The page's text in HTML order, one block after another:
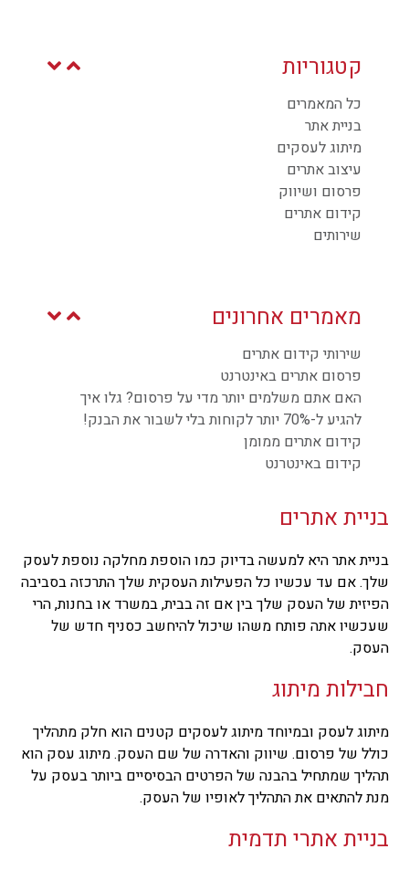
קטגוריות
כל המאמרים
בניית אתר
מיתוג לעסקים
עיצוב אתרים
פרסום ושיווק
קידום אתרים
שירותים
מאמרים אחרונים
שירותי קידום אתרים
פרסום אתרים באינטרנט
האם אתם משלמים יותר מדי על פרסום? גלו איך
להגיע ל-70% יותר לקוחות בלי לשבור את הבנק!
קידום אתרים ממומן
קידום באינטרנט
בניית אתרים
בניית אתר היא למעשה בדיוק כמו הוספת מחלקה נוספת לעסק
שלך. אם עד עכשיו כל הפעילות העסקית שלך התרכזה בסביבה
הפיזית של העסק שלך בין אם זה בבית, במשרד או בחנות, הרי
שעכשיו אתה פותח משהו שיכול להיחשב כסניף חדש של
העסק.
חבילות מיתוג
מיתוג לעסק ובמיוחד מיתוג לעסקים קטנים הוא חלק מתהליך
כולל של פרסום. שיווק והאדרה של שם העסק. מיתוג עסק הוא
תהליך שמתחיל בהבנה של הפרטים הבסיסיים ביותר בעסק על
מנת להתאים את התהליך לאופיו של העסק.
בניית אתרי תדמית